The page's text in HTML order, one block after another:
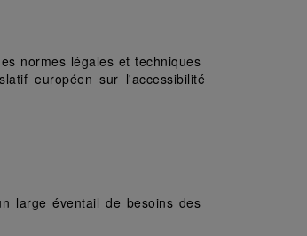
normes légales et techniques
européen sur l'accessibilité
large éventail de besoins des